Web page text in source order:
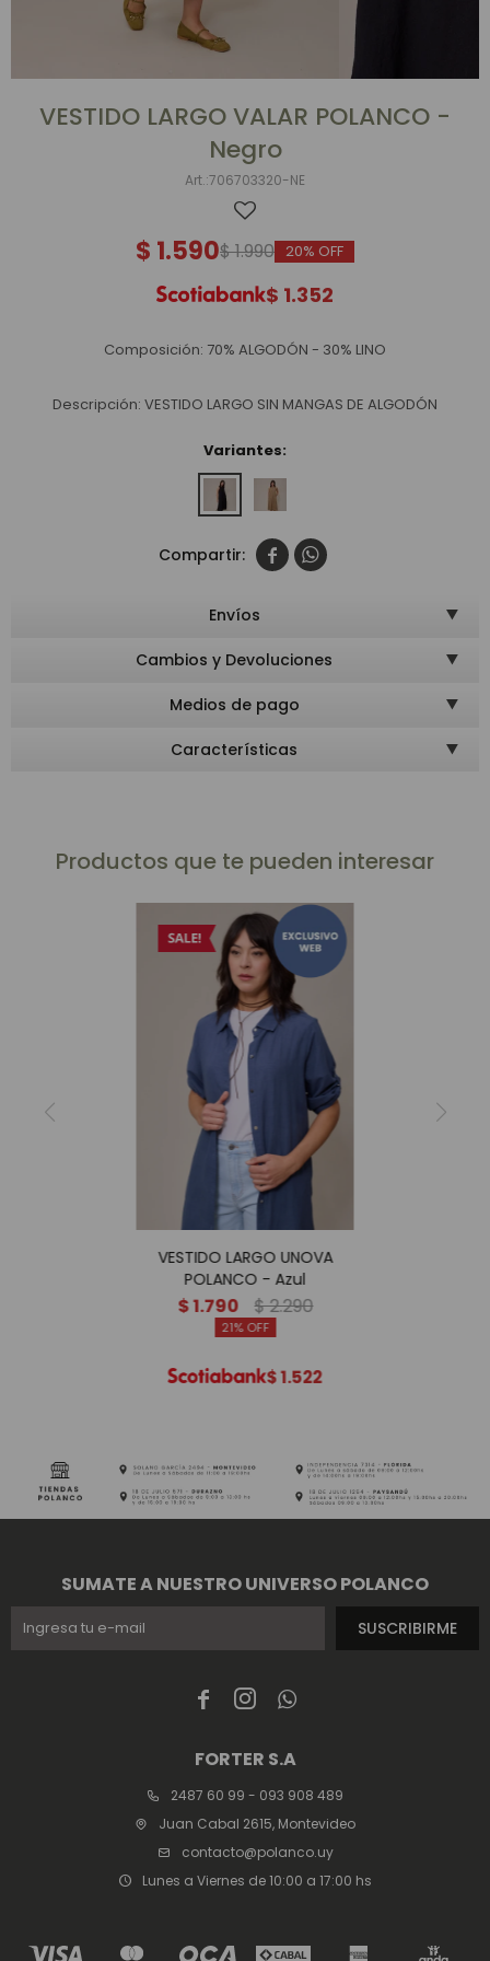
VESTIDO LARGO VALAR POLANCO -
Negro
706703320-NE
$ 1.590$1.990 20
$ 1.352
Composición: 70% ALGODÓN - 30% LINO
Descripción: VESTIDO LARGO SIN MANGAS DE ALGODÓN
Variantes:
 
Envíos
Cambios y Devoluciones
Medios de pago
Características
Productos que te pueden interesar
VESTIDO LARGO UNOVA
POLANCO - Azul
$1.790 $2.290
21
$1.522
  
FORTER S.A
2487 60 99 - 093 908 489
Juan Cabal 2615, Montevideo
contacto@polanco.uy
Lunes a Viernes de 10:00 a 17:00 hs
SUMATE A NUESTRO UNIVERSO POLANCO
SUSCRIBIRME